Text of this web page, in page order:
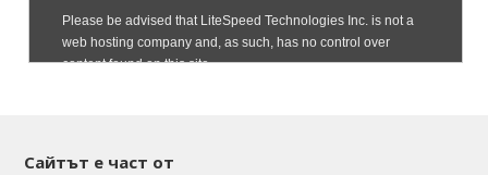
Сайтът е част от